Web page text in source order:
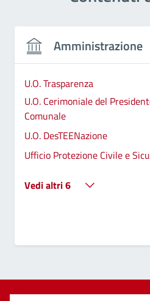
Amministrazione
U.O. Trasparenza
U.O. Cerimoniale del
Comunale
U.O. DesTEENazione
Ufficio Protezione Civile e
Vedi altri 6